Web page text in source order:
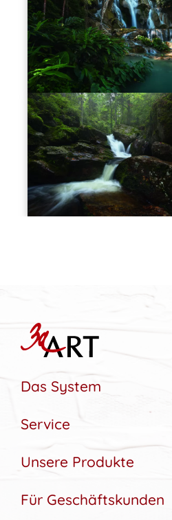
Das System
Das Wechselbildsystem
Nachhaltigkeit
Bildergalerie
Service
Hilfe & Kontakt
Unsere Produkte
Akustikbilder
Für Geschäftskunden